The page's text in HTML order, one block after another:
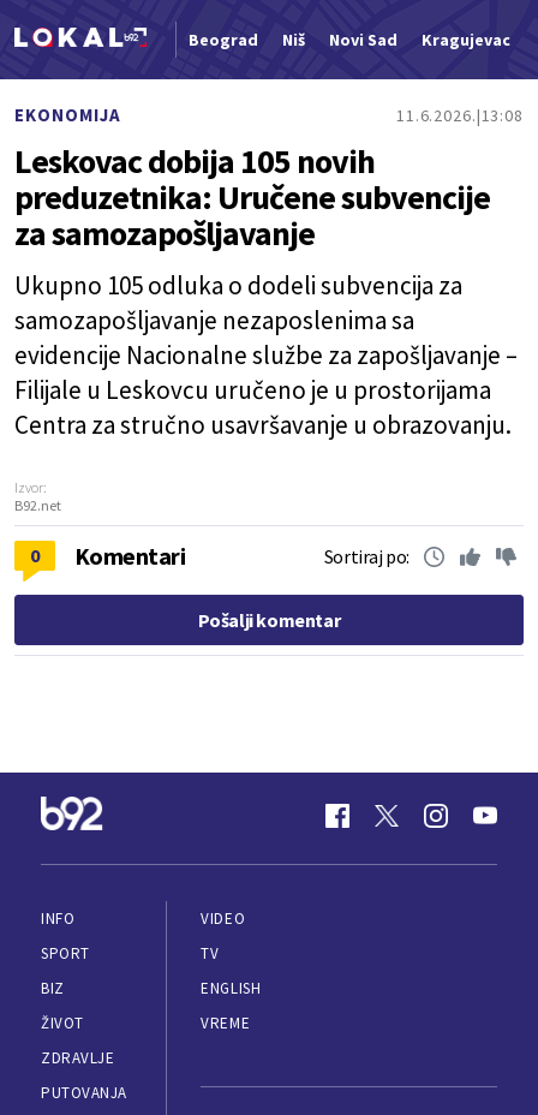
Beograd Niš Novi Sad Kragujevac
EKONOMIJA 11.6.2026. 13:08
Leskovac dobija 105 novih
preduzetnika: Uručene subvencije
za samozapošljavanje
Ukupno 105 odluka o dodeli subvencija za
samozapošljavanje nezaposlenima sa
evidencije Nacionalne službe za zapošljavanje –
Filijale u Leskovcu uručeno je u prostorijama
Centra za stručno usavršavanje u obrazovanju.
Izvor:
B92.net
0 Komentari Sortiraj po:
Pošalji komentar
INFO
SPORT
BIZ
ŽIVOT
ZDRAVLJE
PUTOVANJA
VIDEO
TV
ENGLISH
VREME